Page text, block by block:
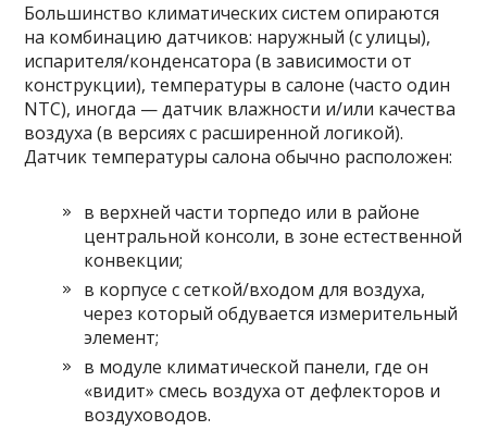
Большинство климатических систем опираются
на комбинацию датчиков: наружный (с улицы),
испарителя/конденсатора (в зависимости от
конструкции), температуры в салоне (часто один
NTC), иногда — датчик влажности и/или качества
воздуха (в версиях с расширенной логикой).
Датчик температуры салона обычно расположен:
в верхней части торпедо или в районе
центральной консоли, в зоне естественной
конвекции;
в корпусе с сеткой/входом для воздуха,
через который обдувается измерительный
элемент;
в модуле климатической панели, где он
«видит» смесь воздуха от дефлекторов и
воздуховодов.